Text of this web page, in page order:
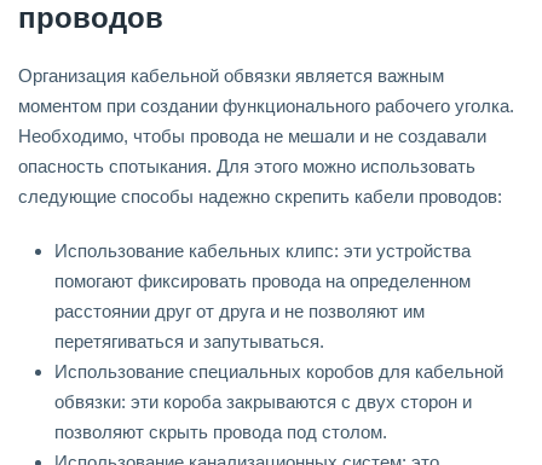
проводов
Организация кабельной обвязки является важным
моментом при создании функционального рабочего уголка.
Необходимо, чтобы провода не мешали и не создавали
опасность спотыкания. Для этого можно использовать
следующие способы надежно скрепить кабели проводов:
Использование кабельных клипс: эти устройства
помогают фиксировать провода на определенном
расстоянии друг от друга и не позволяют им
перетягиваться и запутываться.
Использование специальных коробов для кабельной
обвязки: эти короба закрываются с двух сторон и
позволяют скрыть провода под столом.